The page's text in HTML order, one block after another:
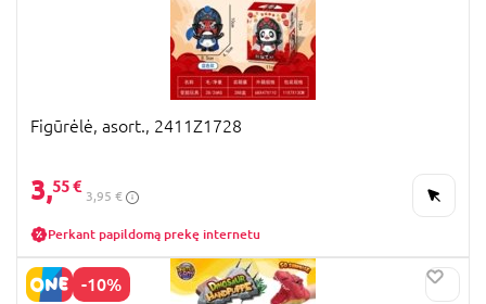
Figūrėlė, asort., 2411Z1728
3,55 €
3,95 €
Perkant papildomą prekę internetu
-10%